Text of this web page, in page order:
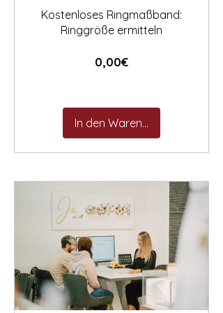
Kostenloses Ringmaßband:
Ringgröße ermitteln
0,00€Preis
In den Warenkorb